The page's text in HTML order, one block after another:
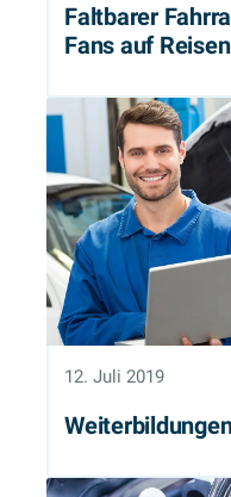
Faltbarer
Fans auf Reisen
12. Juli 2019